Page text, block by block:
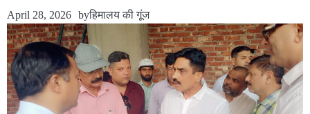
April 28, 2026 byहिमालय की गूंज